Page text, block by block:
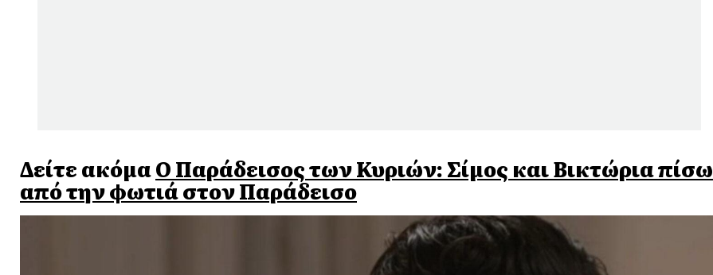
Δείτε ακόμαΟ Παράδεισος των Κυριών: Σίμος και Βικτώρια πίσω
από την φωτιά στον Παράδεισο